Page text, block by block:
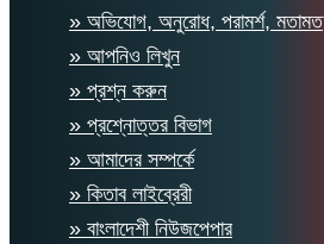
» অভিযোগ, অনুরোধ, পরামর্শ, মতামত
» আপনিও লিখুন
» প্রশ্ন করুন
» প্রশ্নোত্তর বিভাগ
» আমাদের সম্পর্কে
» কিতাব লাইব্রেরী
» বাংলাদেশী নিউজপেপার